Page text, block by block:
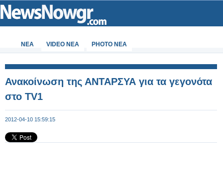
ΝΕΑ VIDEO NEA PHOTO NEA
Ανακοίνωση της ΑΝΤΑΡΣΥΑ για τα γεγονότα
στο TV1
2012-04-10 15:59:15